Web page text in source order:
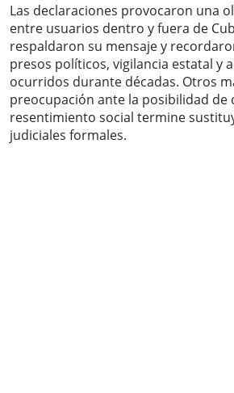
Las declaraciones provocaron una
entre usuarios dentro y fuera de
respaldaron su mensaje y
presos políticos, vigilancia estatal y
ocurridos durante décadas. Otros
preocupación ante la posibilidad de
resentimiento social termine
judiciales formales.